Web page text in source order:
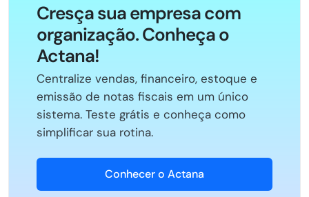
Cresça sua empresa com
organização. Conheça o
Actana!
Centralize vendas, financeiro, estoque e
emissão de notas fiscais em um único
sistema. Teste grátis e conheça como
simplificar sua rotina.
Conhecer o Actana